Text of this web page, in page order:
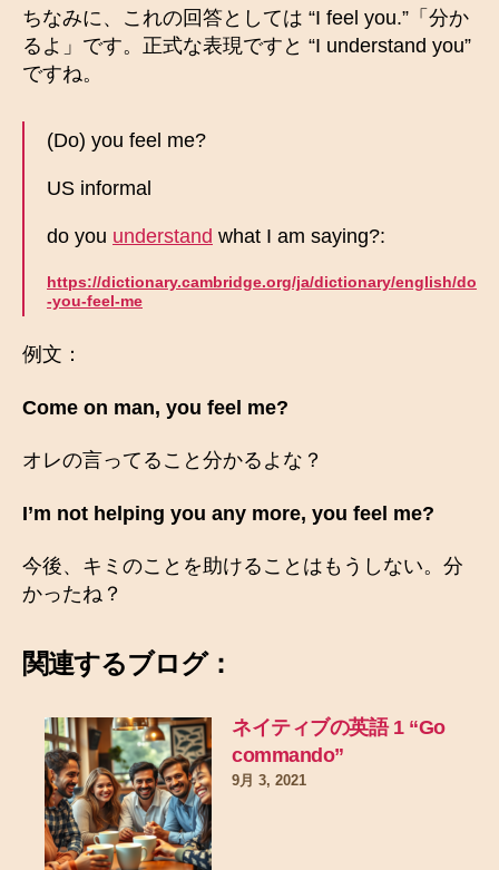
ちなみに、これの回答としては “I feel you.”「分か
るよ」です。正式な表現ですと “I understand you”
ですね。
(Do) you feel me?
US informal
do you understand what I am saying?:
https://dictionary.cambridge.org/ja/dictionary/english/do
-you-feel-me
例文：
Come on man, you feel me?
オレの言ってること分かるよな？
I’m not helping you any more, you feel me?
今後、キミのことを助けることはもうしない。分
かったね？
関連するブログ：
ネイティブの英語 1 “Go
commando”
9月 3, 2021